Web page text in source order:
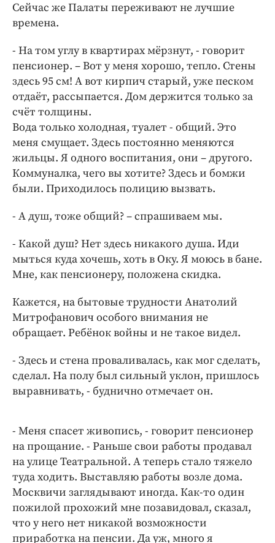
Сейчас же Палаты переживают не лучшие
времена.
- На том углу в квартирах мёрзнут, - говорит
пенсионер. – Вот у меня хорошо, тепло. Стены
здесь 95 см! А вот кирпич старый, уже песком
отдаёт, рассыпается. Дом держится только за
счёт толщины.
Вода только холодная, туалет - общий. Это
меня смущает. Здесь постоянно меняются
жильцы. Я одного воспитания, они – другого.
Коммуналка, чего вы хотите? Здесь и бомжи
были. Приходилось полицию вызвать.
- А душ, тоже общий? – спрашиваем мы.
- Какой душ? Нет здесь никакого душа. Иди
мыться куда хочешь, хоть в Оку. Я моюсь в бане.
Мне, как пенсионеру, положена скидка.
Кажется, на бытовые трудности Анатолий
Митрофанович особого внимания не
обращает. Ребёнок войны и не такое видел.
- Здесь и стена проваливалась, как мог сделать,
сделал. На полу был сильный уклон, пришлось
выравнивать, - буднично отмечает он.
- Меня спасет живопись, - говорит пенсионер
на прощание. - Раньше свои работы продавал
на улице Театральной. А теперь стало тяжело
туда ходить. Выставляю работы возле дома.
Москвичи заглядывают иногда. Как-то один
пожилой прохожий мне позавидовал, сказал,
что у него нет никакой возможности
приработка на пенсии. Да уж, много я